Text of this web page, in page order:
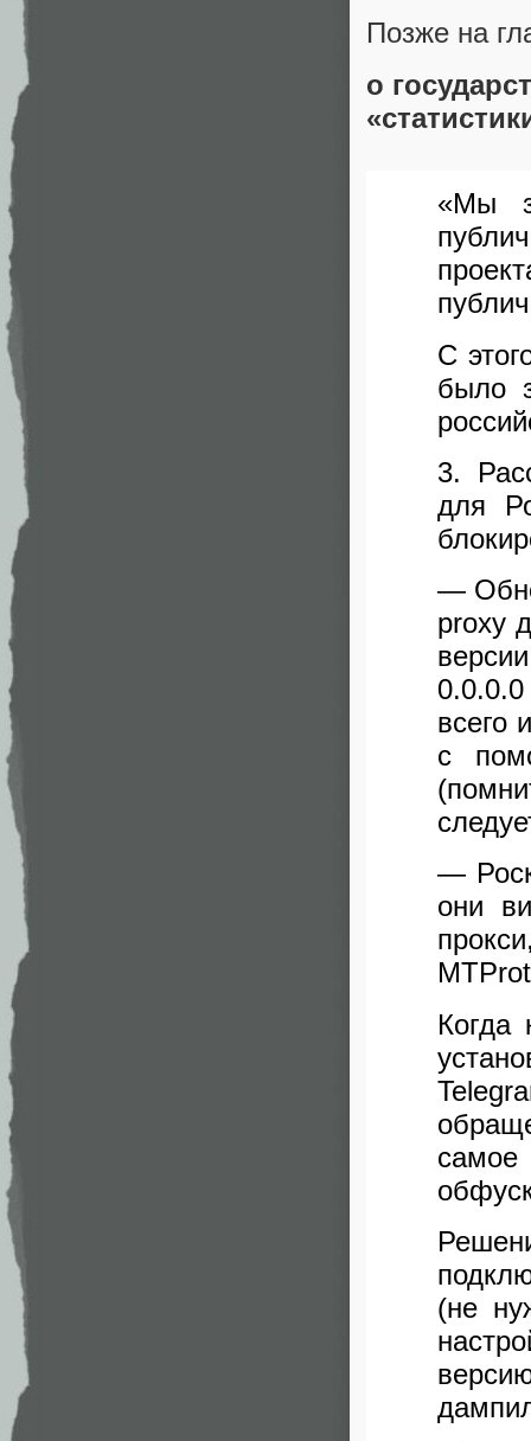
Позже на
о
«Мы
С
было
3.
для
—
proxy
всего
с
—
они
Когда
(не